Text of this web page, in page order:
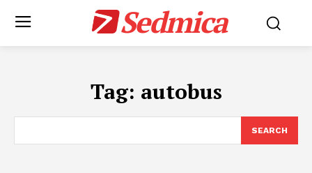
Sedmica
Tag: autobus
SEARCH